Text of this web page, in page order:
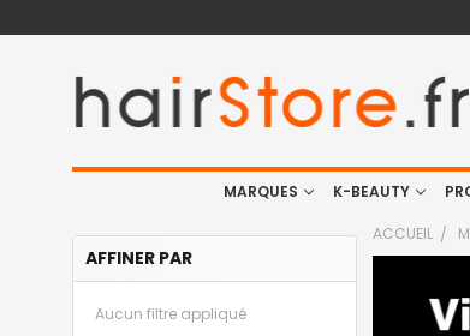
MARQUES K-BEAUTY
AFFINER PAR
Aucun filtre appliqué
ACCUEIL